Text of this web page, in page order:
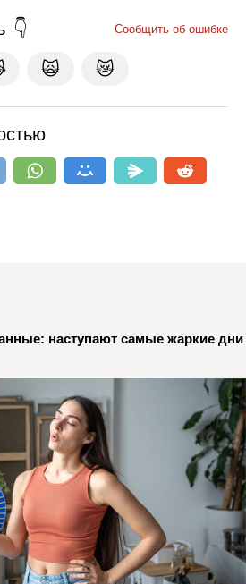
Сообщить об ошибке
🙀 😿
наступают самые жаркие дни